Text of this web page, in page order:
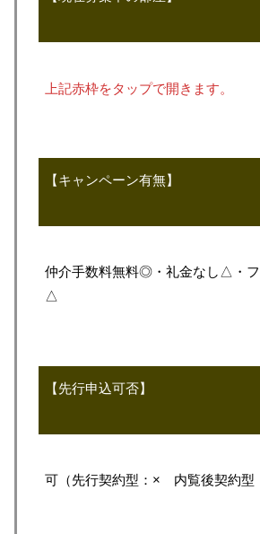
上記赤枠をタップで開きます。
【キャンペーン有無】
仲介手数料無料◎・礼金なし△・
△
【先行申込可否】
可（先行契約型：× 内覧後契約型